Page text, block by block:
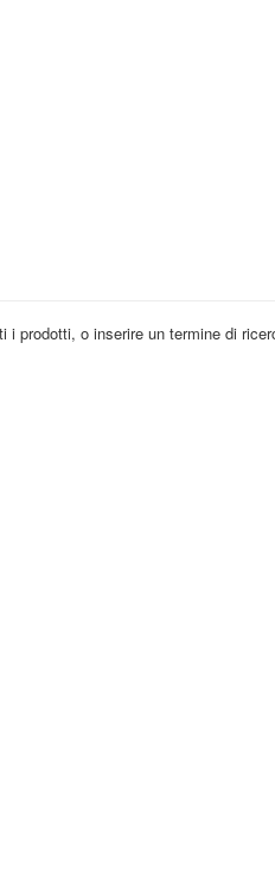
prodotti, o inserire un termine di